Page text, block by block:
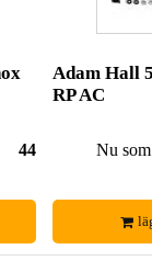
44,00 kr
Adam Hall
RP AC
Nu